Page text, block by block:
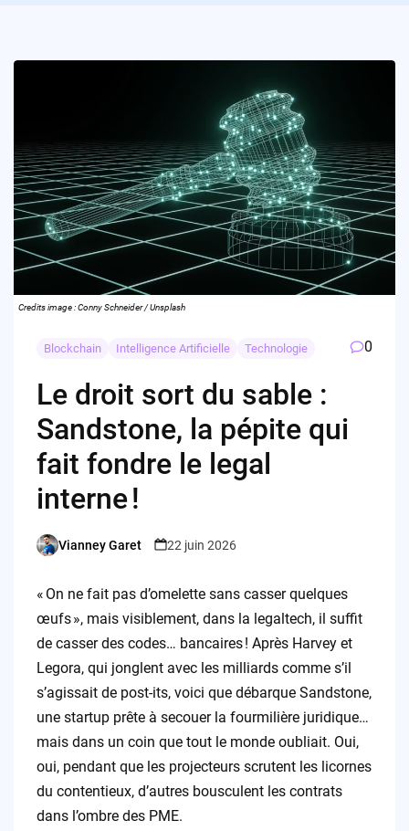
Credits image : Conny Schneider / Unsplash
Blockchain Intelligence Artificielle Technologie 0
Le droit sort du sable :
Sandstone, la pépite qui
fait fondre le legal
interne !
Posted
Vianney Garet 22 juin 2026
« On ne fait pas d’omelette sans casser quelques
œufs », mais visiblement, dans la legaltech, il suffit
de casser des codes… bancaires ! Après Harvey et
Legora, qui jonglent avec les milliards comme s’il
s’agissait de post-its, voici que débarque Sandstone,
une startup prête à secouer la fourmilière juridique…
mais dans un coin que tout le monde oubliait. Oui,
oui, pendant que les projecteurs scrutent les licornes
du contentieux, d’autres bousculent les contrats
dans l’ombre des PME.